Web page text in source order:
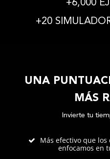
+6,000
+20
UNA
MÁS
Invierte tu
Más efectivo que
enfocamos en